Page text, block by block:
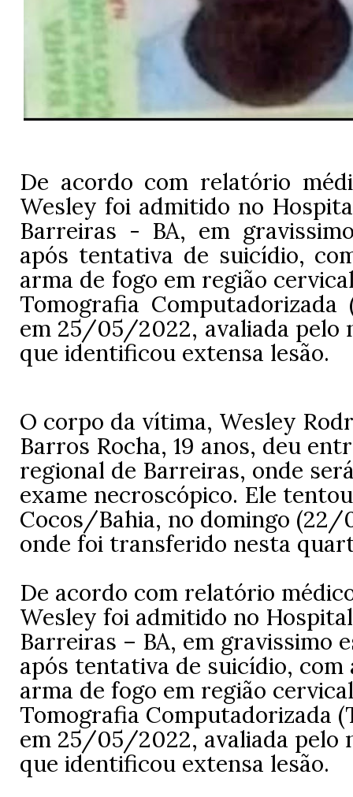
De acordo com relatório
Wesley foi admitido no
Barreiras - BA, em
após tentativa de suicídio,
arma de fogo em região
Tomografia
em 25/05/2022, avaliada pelo
que identificou extensa lesão.
O corpo da vítima, Wesley
Barros Rocha, 19 anos, deu
regional de Barreiras, onde
exame necroscópico. Ele
Cocos/Bahia, no domingo
onde foi transferido nesta
De acordo com relatório
Wesley foi admitido no
Barreiras – BA, em gravissimo
após tentativa de suicídio, com
arma de fogo em região
Tomografia Computadorizada
em 25/05/2022, avaliada pelo
que identificou extensa lesão.